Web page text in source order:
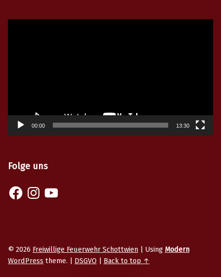
00:00 13:30
Folge uns
© 2026 Freiwillige Feuerwehr Schottwien | Using Modern
WordPress theme. | DSGVO | Back to top ↑